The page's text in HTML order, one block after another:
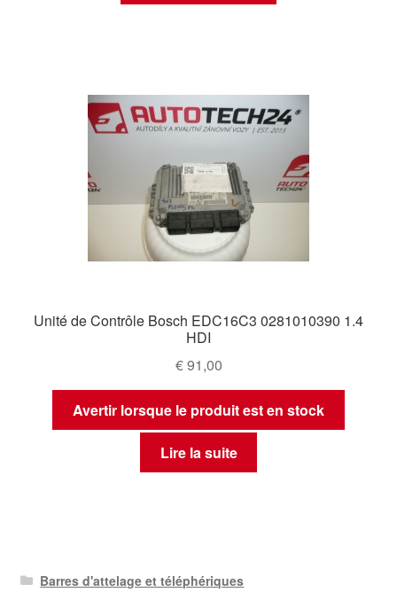
Unité de Contrôle Bosch EDC16C3 0281010390 1.4
HDI
€91,00
Avertir lorsque le produit est en stock
Lire la suite
Barres d'attelage et téléphériques